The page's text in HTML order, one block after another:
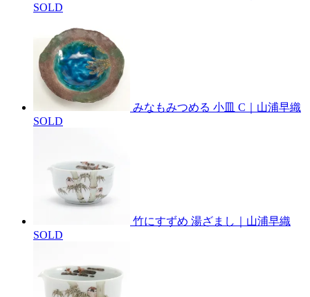
SOLD
みなもみつめる 小皿 C｜山浦早織
SOLD
竹にすずめ 湯ざまし｜山浦早織
SOLD